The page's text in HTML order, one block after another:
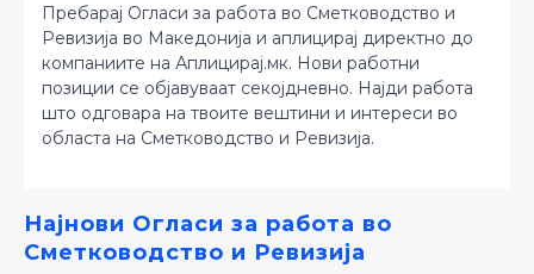
Пребарај Огласи за работа во Сметководство и
Ревизија во Македонија и аплицирај директно до
компаниите на Аплицирај.мк. Нови работни
позиции се објавуваат секојдневно. Најди работа
што одговара на твоите вештини и интереси во
областа на Сметководство и Ревизија.
Најнови Огласи за работа во
Сметководство и Ревизија